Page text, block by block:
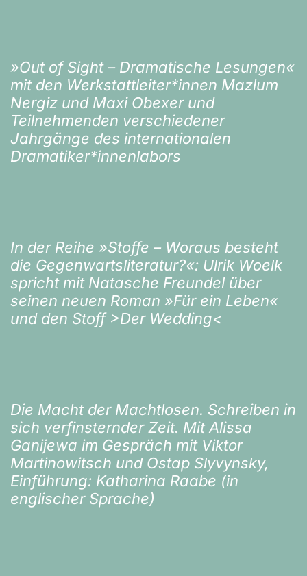
»Out of Sight – Dramatische Lesungen«
mit den Werkstattleiter*innen Mazlum
Nergiz und Maxi Obexer und
Teilnehmenden verschiedener
Jahrgänge des internationalen
Dramatiker*innenlabors
In der Reihe »Stoffe – Woraus besteht
die Gegenwartsliteratur?«: Ulrik Woelk
spricht mit Natasche Freundel über
seinen neuen Roman »Für ein Leben«
und den Stoff >Der Wedding<
Die Macht der Machtlosen. Schreiben in
sich verfinsternder Zeit. Mit Alissa
Ganijewa im Gespräch mit Viktor
Martinowitsch und Ostap Slyvynsky,
Einführung: Katharina Raabe (in
englischer Sprache)